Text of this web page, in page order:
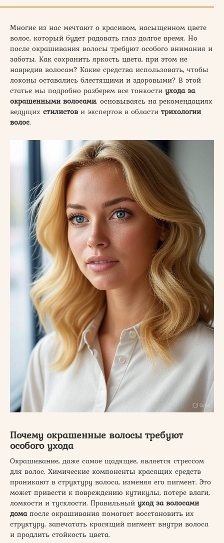
Многие из нас мечтают о красивом, насыщенном цвете
волос, который будет радовать глаз долгое время. Но
после окрашивания волосы требуют особого внимания и
заботы. Как сохранить яркость цвета, при этом не
навредив волосам? Какие средства использовать, чтобы
локоны оставались блестящими и здоровыми? В этой
статье мы подробно разберем все тонкости ухода за
окрашенными волосами, основываясь на рекомендациях
ведущих стилистов и экспертов в области трихологии
волос.
Почему окрашенные волосы требуют
особого ухода
Окрашивание, даже самое щадящее, является стрессом
для волос. Химические компоненты красящих средств
проникают в структуру волоса, изменяя его пигмент. Это
может привести к повреждению кутикулы, потере влаги,
ломкости и тусклости. Правильный уход за волосами
домапосле окрашивания помогает восстановить их
структуру, запечатать красящий пигмент внутри волоса
и продлить стойкость цвета.